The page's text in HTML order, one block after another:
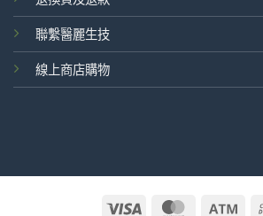
聯繫醫麗生技
線上商店購物
Visa MasterCard
Atm